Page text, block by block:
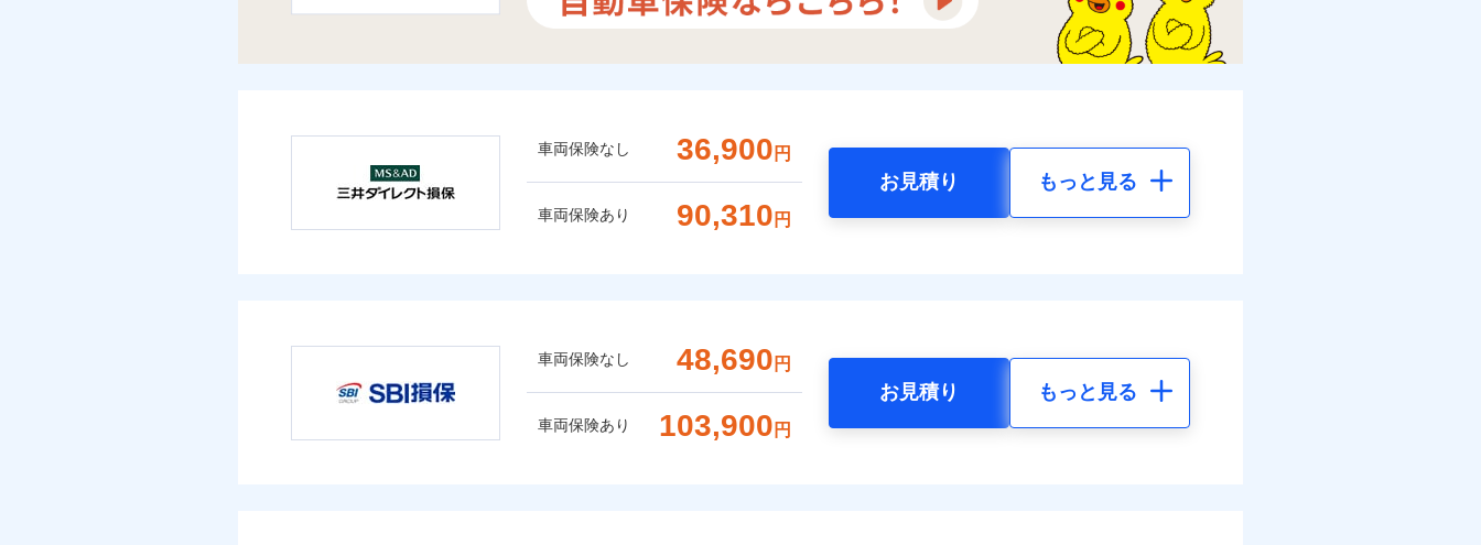
車両保険なし 36,900 円
車両保険あり 90,310 円
お見積り もっと見る
車両保険なし 48,690 円
車両保険あり 103,900 円
お見積り もっと見る